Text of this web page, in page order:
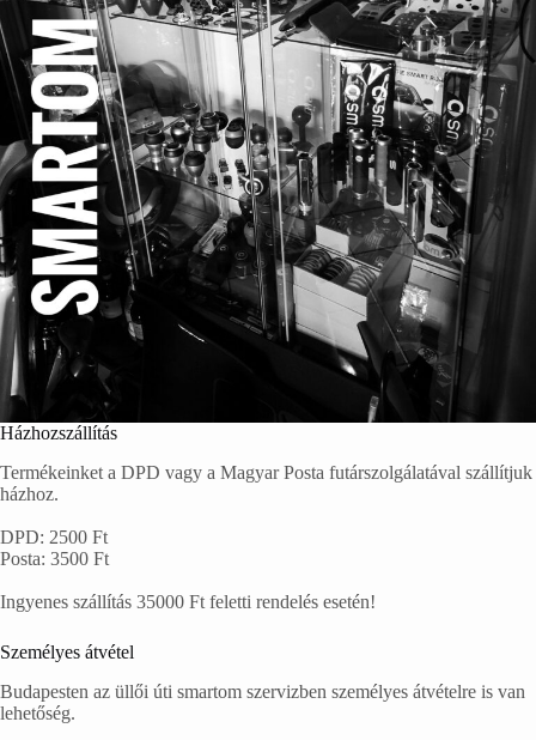
Házhozszállítás
Termékeinket a DPD vagy a Magyar Posta futárszolgálatával szállítjuk
házhoz.
DPD: 2500 Ft
Posta: 3500 Ft
Ingyenes szállítás 35000 Ft feletti rendelés esetén!
Személyes átvétel
Budapesten az üllői úti smartom szervizben személyes átvételre is van
lehetőség.